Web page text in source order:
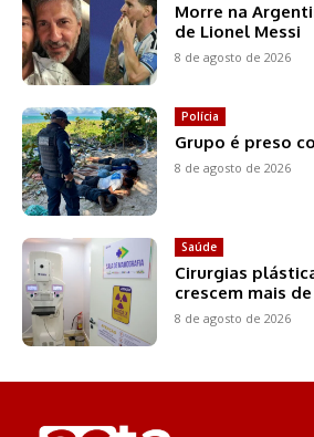
Morre na
de Lionel Messi
8 de agosto de 2026
Polícia
Grupo é preso
8 de agosto de 2026
Saúde
Cirurgias
crescem mais
8 de agosto de 2026